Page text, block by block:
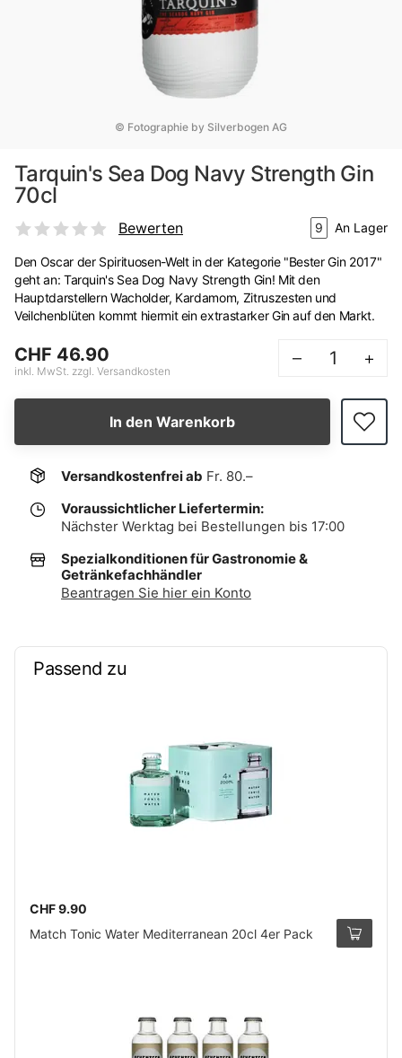
© Fotographie by Silverbogen AG
Tarquin's Sea Dog Navy Strength Gin
70cl
Bewerten 9 An Lager
Den Oscar der Spirituosen-Welt in der Kategorie "Bester Gin 2017"
geht an: Tarquin's Sea Dog Navy Strength Gin! Mit den
Hauptdarstellern Wacholder, Kardamom, Zitruszesten und
Veilchenblüten kommt hiermit ein extrastarker Gin auf den Markt.
CHF 46.90
inkl. MwSt. zzgl. Versandkosten
– +
In den Warenkorb
Versandkostenfrei ab Fr. 80.–
Voraussichtlicher Liefertermin:
Nächster Werktag bei Bestellungen bis 17:00
Spezialkonditionen für Gastronomie &
Getränkefachhändler
Beantragen Sie hier ein Konto
Passend zu
CHF 9.90
Match Tonic Water Mediterranean 20cl 4er Pack